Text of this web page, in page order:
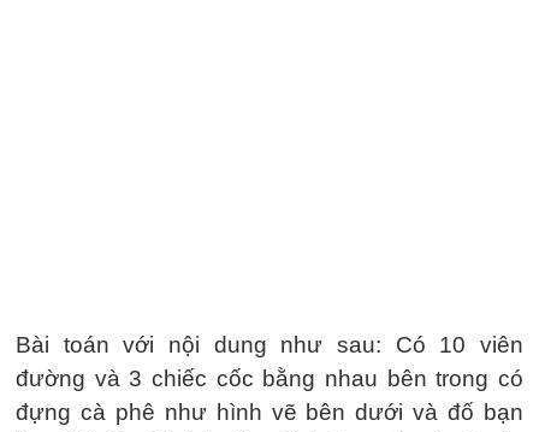
Bài toán với nội dung như sau: Có 10 viên
đường và 3 chiếc cốc bằng nhau bên trong có
đựng cà phê như hình vẽ bên dưới và đố bạn